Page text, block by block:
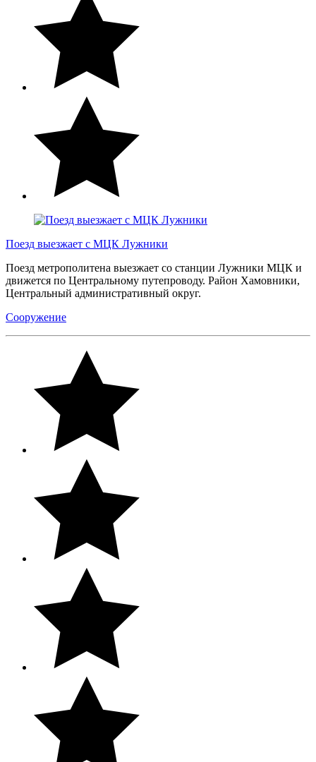
Поезд выезжает с МЦК Лужники
Поезд метрополитена выезжает со станции Лужники МЦК и
движется по Центральному путепроводу. Район Хамовники,
Центральный административный округ.
Сооружение